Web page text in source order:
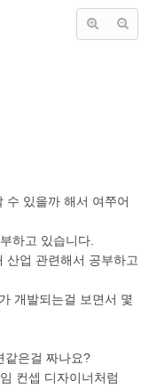
수 있을까 해서 여쭈어
하고 있습니다.
산업 관련해서 공부하고
개발되는걸 보면서 몇
같은걸 짜나요?
컨셉 디자이너처럼